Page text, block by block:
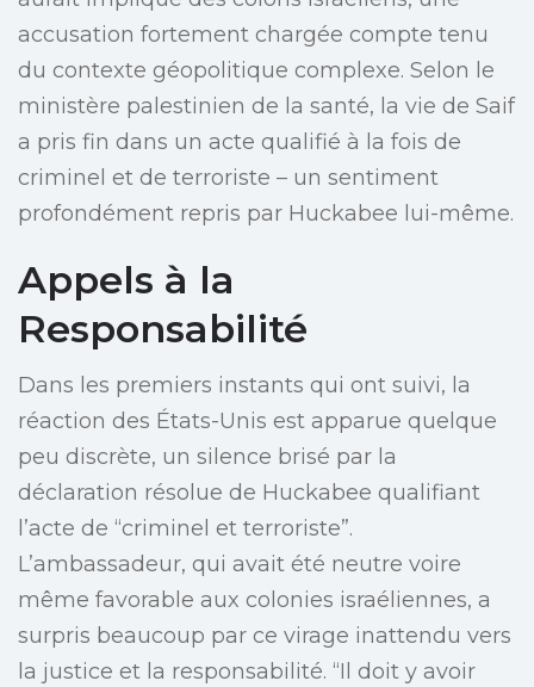
accusation fortement chargée compte tenu
du contexte géopolitique complexe. Selon le
ministère palestinien de la santé, la vie de Saif
a pris fin dans un acte qualifié à la fois de
criminel et de terroriste – un sentiment
profondément repris par Huckabee lui-même.
Appels à la
Responsabilité
Dans les premiers instants qui ont suivi, la
réaction des États-Unis est apparue quelque
peu discrète, un silence brisé par la
déclaration résolue de Huckabee qualifiant
l’acte de “criminel et terroriste”.
L’ambassadeur, qui avait été neutre voire
même favorable aux colonies israéliennes, a
surpris beaucoup par ce virage inattendu vers
la justice et la responsabilité. “Il doit y avoir